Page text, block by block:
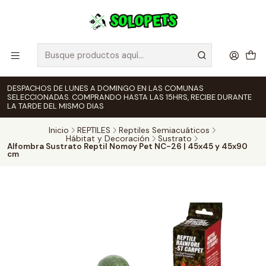
DESPACHOS DE LUNES A DOMINGO EN LAS COMUNAS
SELECCIONADAS. COMPRANDO HASTA LAS 15HRS, RECIBE DURANTE
LA TARDE DEL MISMO DIAS
Inicio REPTILES
Reptiles Semiacuáticos
Hábitat y Decoración
Sustrato
Alfombra Sustrato Reptil Nomoy Pet NC-26 | 45x45 y 45x90
cm